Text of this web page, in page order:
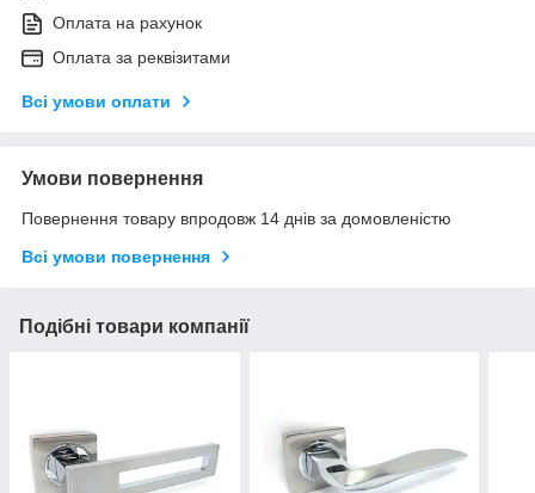
Оплата на рахунок
Оплата за реквізитами
Всі умови оплати
Умови повернення
Повернення товару впродовж 14 днів за домовленістю
Всі умови повернення
Подібні товари компанії